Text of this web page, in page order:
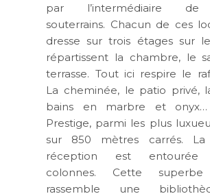
par l’intermédiaire de
souterrains. Chacun de ces
dresse sur trois étages sur
répartissent la chambre, le
terrasse. Tout ici respire le
La cheminée, le patio privé,
bains en marbre et
Prestige, parmi les plus
sur 850 mètres carrés.
réception est
colonnes. Cette superbe
rassemble une